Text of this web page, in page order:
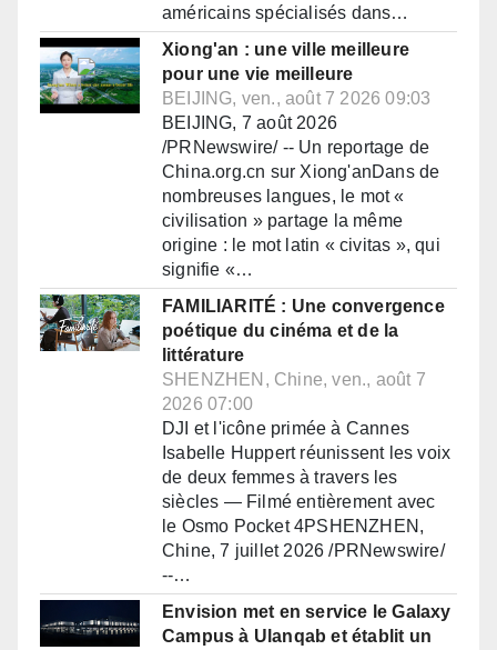
américains spécialisés dans…
Xiong'an : une ville meilleure
pour une vie meilleure
BEIJING, ven., août 7 2026 09:03
BEIJING, 7 août 2026
/PRNewswire/ -- Un reportage de
China.org.cn sur Xiong'anDans de
nombreuses langues, le mot «
civilisation » partage la même
origine : le mot latin « civitas », qui
signifie «…
FAMILIARITÉ : Une convergence
poétique du cinéma et de la
littérature
SHENZHEN, Chine, ven., août 7
2026 07:00
DJI et l'icône primée à Cannes
Isabelle Huppert réunissent les voix
de deux femmes à travers les
siècles — Filmé entièrement avec
le Osmo Pocket 4PSHENZHEN,
Chine, 7 juillet 2026 /PRNewswire/
--…
Envision met en service le Galaxy
Campus à Ulanqab et établit un